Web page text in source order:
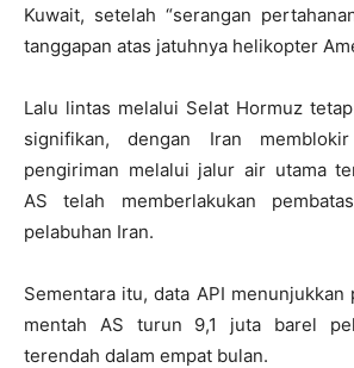
Kuwait, setelah “serangan
tanggapan atas jatuhnya helikopter
Lalu lintas melalui Selat Hormuz
signifikan, dengan Iran
pengiriman melalui jalur air utama
AS telah memberlakukan
pelabuhan Iran.
Sementara itu, data API menunjukkan
mentah AS turun 9,1 juta barel
terendah dalam empat bulan.